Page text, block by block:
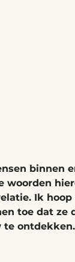
woorden
Ik
toe dat
te ontdekken.